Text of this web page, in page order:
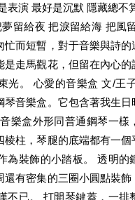
表演 最好是沉默 隱藏總不
留給夜 把淚留給海 把風
忙而短暫，對于音樂與詩的
是走馬觀花，但留在內心
光。 心愛的音樂盒 文/王
琴音樂盒。它包含著我生
樂盒外形同普通鋼琴一樣
棱柱，琴腿的底端都有一個
為裝飾的小踏板。 透明的
還有密集的三圈小圓點裝
不已。 打開琴鍵蓋，一排